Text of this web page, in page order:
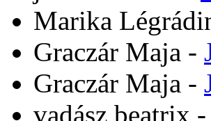
Marika
Graczár Maja -
Graczár Maja -
vadász beatrix -